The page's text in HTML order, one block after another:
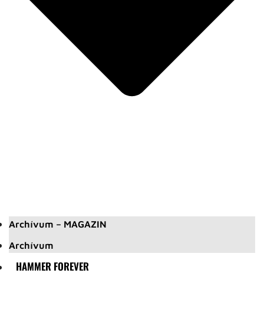
Archívum – MAGAZIN
Archívum
HAMMER FOREVER